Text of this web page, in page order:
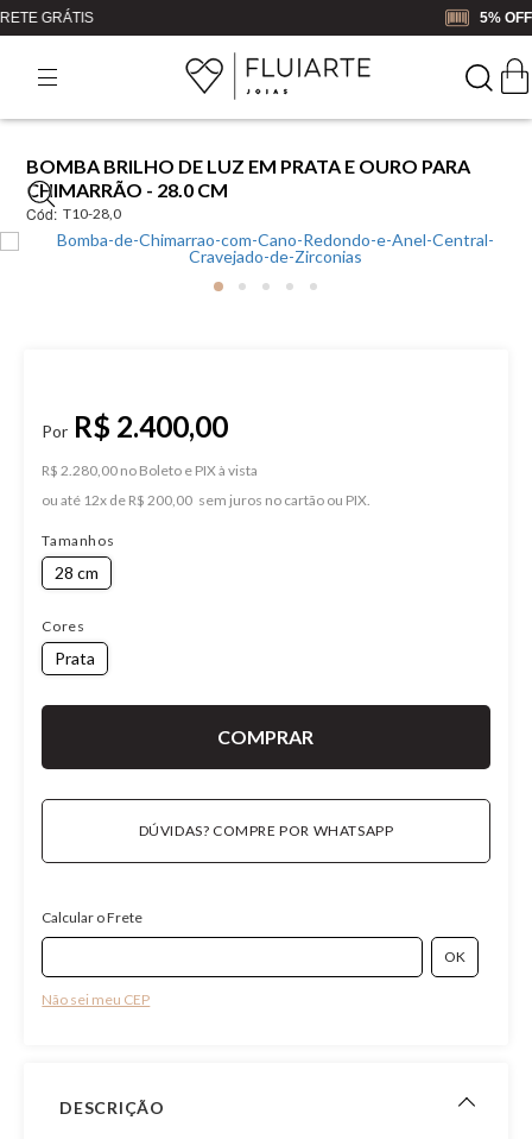
BOMBA BRILHO DE LUZ EM PRATA E OURO PARA
CHIMARRÃO - 28.0 CM
Cód: T10-28,0
R$ 2.400,00
R$ 2.280,00 no Boleto e PIX
ou
12x de R$ 200,00
Tamanhos
28 cm
Cores
Prata
DÚVIDAS? COMPRE POR WHATSAPP
Calcular o Frete
Não sei meu CEP
DESCRIÇÃO